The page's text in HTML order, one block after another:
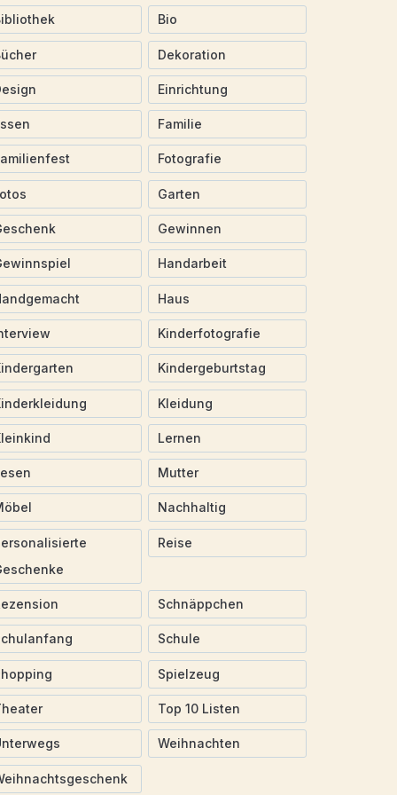
Bio
Dekoration
Einrichtung
Familie
Fotografie
Garten
Gewinnen
Handarbeit
Haus
Kinderfotografie
Kindergeburtstag
Kleidung
Lernen
Mutter
Nachhaltig
Reise
Schnäppchen
Schule
Spielzeug
Top 10 Listen
Weihnachten